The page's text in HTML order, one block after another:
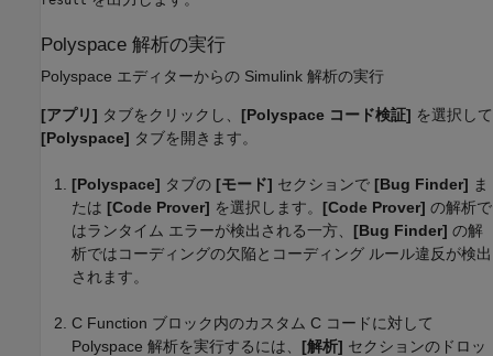
Polyspace 解析の実行
Polyspace エディターからの Simulink 解析の実行
[アプリ] タブをクリックし、 [Polyspace コード検証] を選択して
[Polyspace] タブを開きます。
[Polyspace] タブの [モード] セクションで [Bug Finder] ま
たは [Code Prover] を選択します。 [Code Prover] の解析で
はランタイム エラーが検出される一方、 [Bug Finder] の解
析ではコーディングの欠陥とコーディング ルール違反が検出
されます。
C Function ブロック内のカスタム C コードに対して
Polyspace 解析を実行するには、 [解析] セクションのドロッ